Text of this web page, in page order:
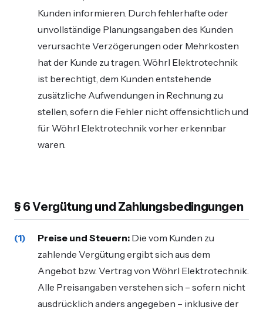
Kunden informieren. Durch fehlerhafte oder
unvollständige Planungsangaben des Kunden
verursachte Verzögerungen oder Mehrkosten
hat der Kunde zu tragen. Wöhrl Elektrotechnik
ist berechtigt, dem Kunden entstehende
zusätzliche Aufwendungen in Rechnung zu
stellen, sofern die Fehler nicht offensichtlich und
für Wöhrl Elektrotechnik vorher erkennbar
waren.
§ 6 Vergütung und Zahlungsbedingungen
Preise und Steuern: Die vom Kunden zu
zahlende Vergütung ergibt sich aus dem
Angebot bzw. Vertrag von Wöhrl Elektrotechnik.
Alle Preisangaben verstehen sich – sofern nicht
ausdrücklich anders angegeben – inklusive der